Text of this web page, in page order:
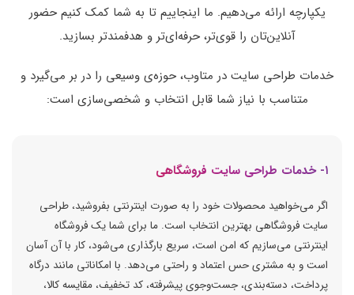
یکپارچه ارائه می‌دهیم. ما اینجاییم تا به شما کمک کنیم حضور
آنلاین‌تان را قوی‌تر، حرفه‌ای‌تر و هدفمندتر بسازید.
خدمات طراحی سایت در متاوب، حوزه‌ی وسیعی را در بر می‌گیرد و
متناسب با نیاز شما قابل انتخاب و شخصی‌سازی است:
۱- خدمات طراحی سایت فروشگاهی
اگر می‌خواهید محصولات خود را به صورت اینترنتی بفروشید، طراحی
سایت فروشگاهی بهترین انتخاب است. ما برای شما یک فروشگاه
اینترنتی می‌سازیم که امن است، سریع بارگذاری می‌شود، کار با آن آسان
است و به مشتری حس اعتماد و راحتی می‌دهد. با امکاناتی مانند درگاه
پرداخت، دسته‌بندی، جست‌وجوی پیشرفته، کد تخفیف، مقایسه کالا،